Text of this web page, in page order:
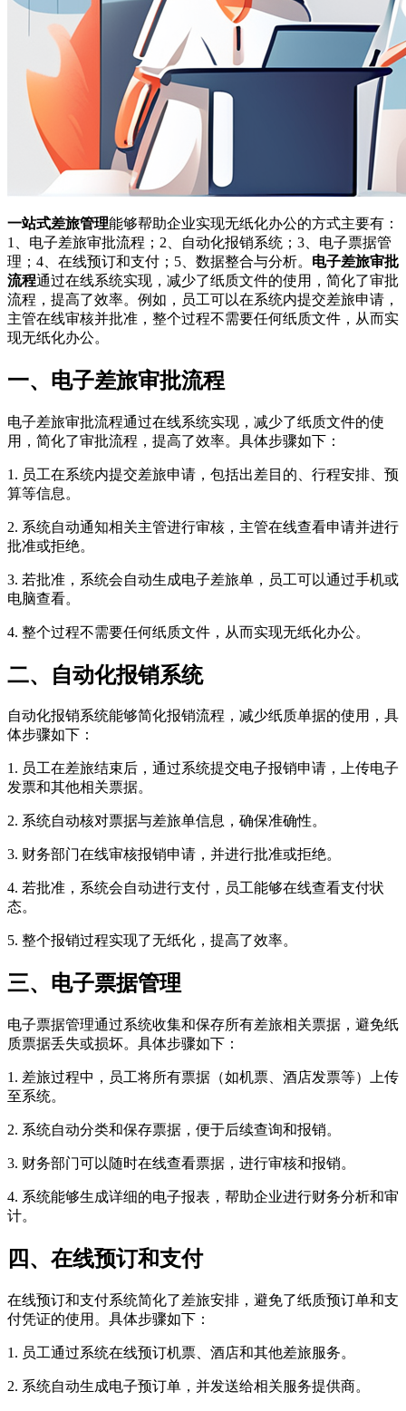
一站式差旅管理能够帮助企业实现无纸化办公的方式主要有：
1、电子差旅审批流程；2、自动化报销系统；3、电子票据管
理；4、在线预订和支付；5、数据整合与分析。 电子差旅审批
流程通过在线系统实现，减少了纸质文件的使用，简化了审批
流程，提高了效率。例如，员工可以在系统内提交差旅申请，
主管在线审核并批准，整个过程不需要任何纸质文件，从而实
现无纸化办公。
一、电子差旅审批流程
电子差旅审批流程通过在线系统实现，减少了纸质文件的使
用，简化了审批流程，提高了效率。具体步骤如下：
1. 员工在系统内提交差旅申请，包括出差目的、行程安排、预
算等信息。
2. 系统自动通知相关主管进行审核，主管在线查看申请并进行
批准或拒绝。
3. 若批准，系统会自动生成电子差旅单，员工可以通过手机或
电脑查看。
4. 整个过程不需要任何纸质文件，从而实现无纸化办公。
二、自动化报销系统
自动化报销系统能够简化报销流程，减少纸质单据的使用，具
体步骤如下：
1. 员工在差旅结束后，通过系统提交电子报销申请，上传电子
发票和其他相关票据。
2. 系统自动核对票据与差旅单信息，确保准确性。
3. 财务部门在线审核报销申请，并进行批准或拒绝。
4. 若批准，系统会自动进行支付，员工能够在线查看支付状
态。
5. 整个报销过程实现了无纸化，提高了效率。
三、电子票据管理
电子票据管理通过系统收集和保存所有差旅相关票据，避免纸
质票据丢失或损坏。具体步骤如下：
1. 差旅过程中，员工将所有票据（如机票、酒店发票等）上传
至系统。
2. 系统自动分类和保存票据，便于后续查询和报销。
3. 财务部门可以随时在线查看票据，进行审核和报销。
4. 系统能够生成详细的电子报表，帮助企业进行财务分析和审
计。
四、在线预订和支付
在线预订和支付系统简化了差旅安排，避免了纸质预订单和支
付凭证的使用。具体步骤如下：
1. 员工通过系统在线预订机票、酒店和其他差旅服务。
2. 系统自动生成电子预订单，并发送给相关服务提供商。